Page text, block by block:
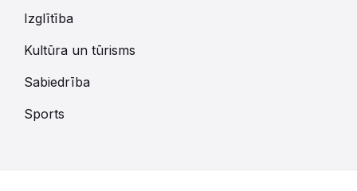
Izglītība
Kultūra un tūrisms
Sabiedrība
Sports